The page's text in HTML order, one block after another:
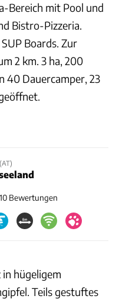
Bereich mit Pool und
Bistro-Pizzeria.
Boards. Zur
2 km. 3 ha, 200
40 Dauercamper, 23
10 Bewertungen
hügeligem
Teils gestuftes